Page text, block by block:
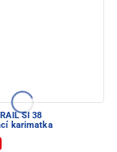
SI 38
karimatka